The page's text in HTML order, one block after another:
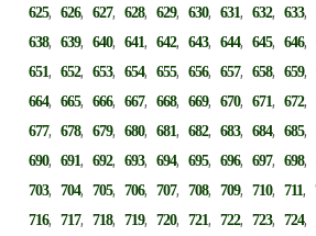
625,626,627,628,629,630,631,632,633,
638,639,640,641,642,643,644,645,646,
651,652,653,654,655,656,657,658,659,
664,665,666,667,668,669,670,671,672,
677,678,679,680,681,682,683,684,685,
690,691,692,693,694,695,696,697,698,
703,704,705,706,707,708,709,710,711,
716,717,718,719,720,721,722,723,724,